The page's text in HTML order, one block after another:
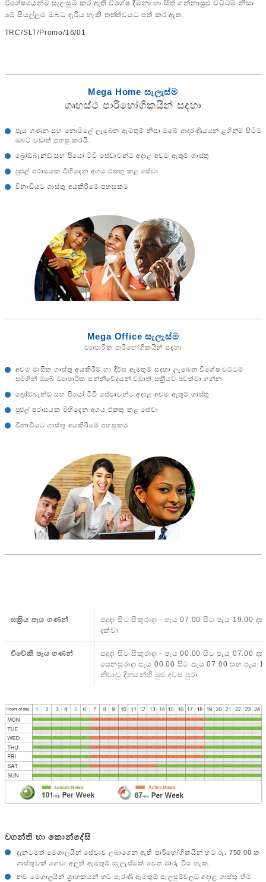
විශේෂයෙන්ම සැලසුම් කර ඇති විශේෂ දීමනා හා සිත් ගන්නාසුළු වට්ටම් නිසා
මේ සියල්ලම ඔබට දැරිය හැකි තත්ත්වයට පත් කර ඇත.
TRC/SLT/Promo/16/01
Mega Home සැලැස්ම
ගෘහස්ථ පාරිභෝගිකයින් සදහා
පැය ගණන සහ නොමිලේ ලැබෙන ඇමතුම් නිසා ඔබේ ආදරණීයයන් ළගින්ම සිටීම
ඔබට වඩාත් පහසු කරයි.
බ්‍රෝඞ්බෑන්ඞ් සහ පියෝ ටීවී සේවාවන්ට අදාළ අවම ඇතුම් ගාස්තු
පුළුල් පරාසයක විහිදෙන අගය එකතු කළ සේවා
විනාඩියට ගාස්තු අයකිරීමේ පහසුකම
Mega Office සැලැස්ම
ව්‍යාපාරික පාරිභෝගිකයින් සදහා
අවම මාසික ගාස්තු අයකිරීම් හා දීර්ඝ ඇමතුම් සදහා ලැබෙන විශේෂ වට්ටම්
සමගින් ඔබේ ව්‍යාපාරික සන්නිවේදයන් වඩාත් සක‍්‍රීයව පවත්වා ගන්න.
බ්‍රෝඞ්බෑන්ඞ් සහ පියෝ ටීවී සේවාවන්ට අදාළ අවම ඇතුම් ගාස්තු
පුළුල් පරාසයක විහිදෙන අගය එකතු කළ සේවා
විනාඩියට ගාස්තු අයකිරීමේ පහසුකම
සක‍්‍රිය පැය ගණන්
සදුදා සිට සිකුරාදා - පැය 07.00 සිට පැය 19.00
දක්වා
විවේකී පැය ගණන්
සදුදා සිට සිකුරාදා - පැය 00.00 සිට පැය 07.00
සෙනසුරාදා පැය 00.00 සිට පැය 07.00 සහ පැය
නිවාඩු දිනයන්හි මුළු දවස පුරා
වගන්ති හා කොන්දේසි
දැනටමත් මෙගාලයින් සේවාව ලබාගෙන ඇති පාරිභෝගිකයින් හට රු. 750.00 ක
ගාස්තුවක් ගෙවා අලූත් ඇමතුම් සැලැස්මක් වෙත මාරු විය හැක.
නව මෙගාලයින් ග‍්‍රාහකයන් හට පැරණි ඇමතුම් සැලසුම්වලට අදාළ ගාස්තු හිමි